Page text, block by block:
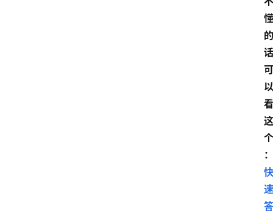
懂
的
话
可
以
看
这
个
：
快
速
答